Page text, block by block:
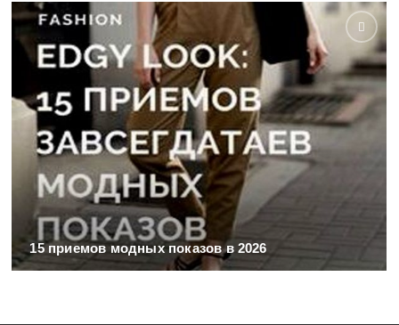
15 приемов модных показов в 2026